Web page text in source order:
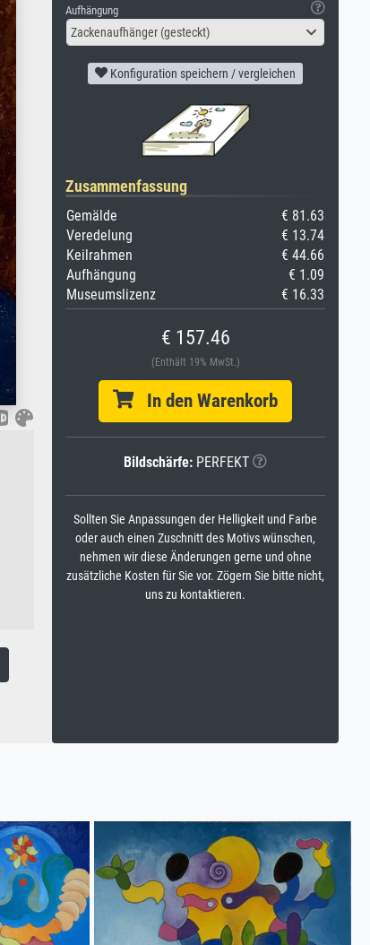
Aufhängung
Zackenaufhänger (gesteckt)
Konfiguration speichern / vergleichen
Zusammenfassung
Gemälde
€ 81.63
Veredelung
€ 13.74
Keilrahmen
€ 44.66
Aufhängung
€ 1.09
Museumslizenz
€ 16.33
€ 157.46
(Enthält 19% MwSt.)
In den Warenkorb
Bildschärfe: PERFEKT
Sollten Sie Anpassungen der Helligkeit und Farbe
oder auch einen Zuschnitt des Motivs wünschen,
nehmen wir diese Änderungen gerne und ohne
zusätzliche Kosten für Sie vor. Zögern Sie bitte nicht,
uns zu kontaktieren.